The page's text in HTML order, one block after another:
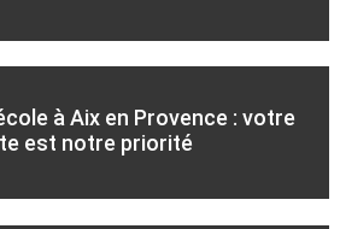
à Aix en Provence : votre
est notre priorité